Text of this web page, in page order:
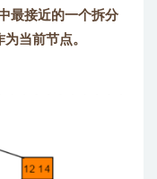
最接近的一个拆分
当前节点。